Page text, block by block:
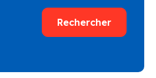
Rechercher